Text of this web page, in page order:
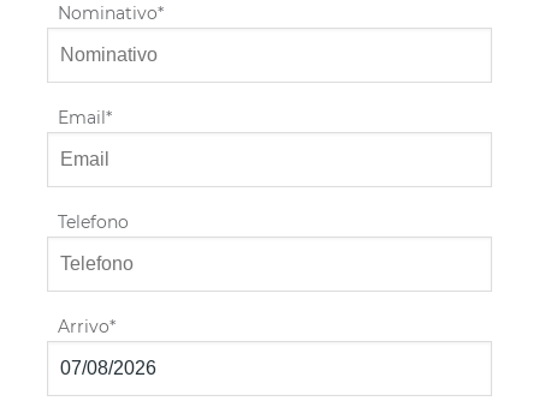
Nominativo
Email
Telefono
Arrivo